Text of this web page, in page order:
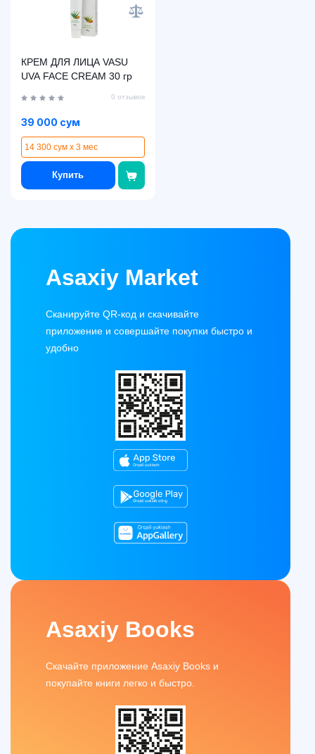
КРЕМ ДЛЯ ЛИЦА VASU
UVA FACE CREAM 30 гр
0 отзывов
39 000 сум
14 300 сум x 3 мес
Купить
Asaxiy Market
Сканируйте QR-код и скачивайте
приложение и совершайте покупки быстро и
удобно
Asaxiy Books
Скачайте приложение Asaxiy Books и
покупайте книги легко и быстро.